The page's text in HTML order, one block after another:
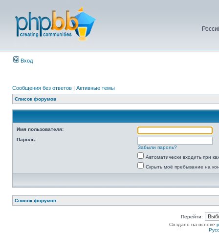
Вход
Сообщения без ответов | Активные темы
Список форумов
Имя пользователя:
Пароль:
Забыли пароль?
Автоматически входить при
Скрыть моё пребывание на
Список форумов
Перейти:
Создано на основе